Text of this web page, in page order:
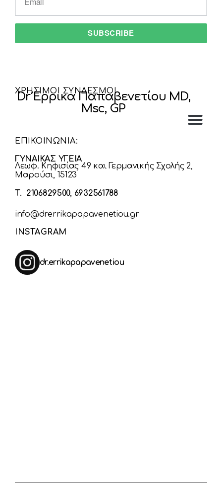
SUBSCRIBE
Dr Έρρικα Παπαβενετίου MD,
Msc, GP
ΧΡΗΣΙΜΟΙ ΣΥΝΔΕΣΜΟΙ
ΕΠΙΚΟΙΝΩΝΙΑ:
ΓΥΝΑΙΚΑΣ ΥΓΕΙΑ
Λεωφ. Κηφισίας 49 και Γερμανικής Σχολής 2,
Μαρούσι, 15123
Τ. 2106829500, 6932561788
info@drerrikapapavenetiou.gr
INSTAGRAM
dr.errikapapavenetiou